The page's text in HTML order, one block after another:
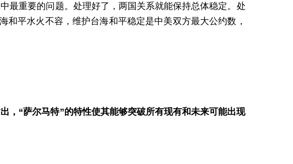
最重要的问题。处理好了，两国关系就能保持总体稳定。处
和平水火不容，维护台海和平稳定是中美双方最大公约数，
，“萨尔马特”的特性使其能够突破所有现有和未来可能出现